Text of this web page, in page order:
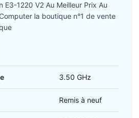
E3-1220 V2 Au Meilleur Prix Au
la boutique n°1 de vente
3.50 GHz
Remis à neuf